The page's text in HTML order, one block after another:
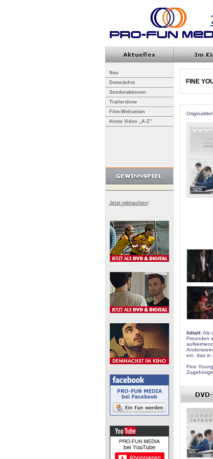
Neu
Demnächst
Sonderaktionen
Trailershow
Film-Webseiten
Home Video „A-Z”
Jetzt mitmachen!
FINE
Inhalt:Als
Freunden
ein, das in
Fine